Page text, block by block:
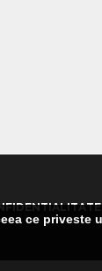
ce priveste